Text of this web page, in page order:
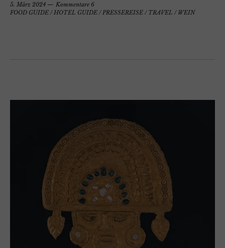
5. März 2024
Kommentare 6
FOOD GUIDE / HOTEL GUIDE / PRESSEREISE / TRAVEL / WEIN